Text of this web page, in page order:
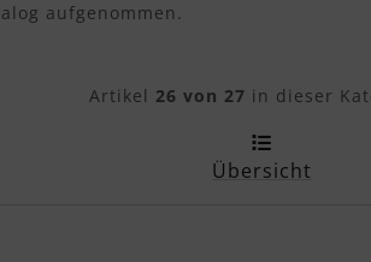
aufgenommen.
Artikel 26 von 27 in dieser
Übersicht